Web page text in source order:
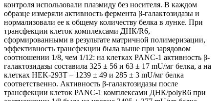
контроля использовали плазмиду без носителя. В каждом
образце измеряли активность фермента β-галактозидазы и
нормализовали ее к общему количеству белка в лунке. При
трансфекции клеток комплексами ДНК/R6,
сформированными в результате матричной полимеризации,
эффективность трансфекции была выше при зарядовом
соотношении 1/8, чем 1/12: на клетках PANC-1 активность β-
галактозидазы составила 325 ± 56 и 63 ± 17 mU/мг белка, а на
клетках HEK-293T ‒ 1239 ± 49 и 285 ± 3 mU/мг белка
соответственно. Активность β-галактозидазы после
трансфекции клеток PANC-1 комплексами ДНК/polyR6 при